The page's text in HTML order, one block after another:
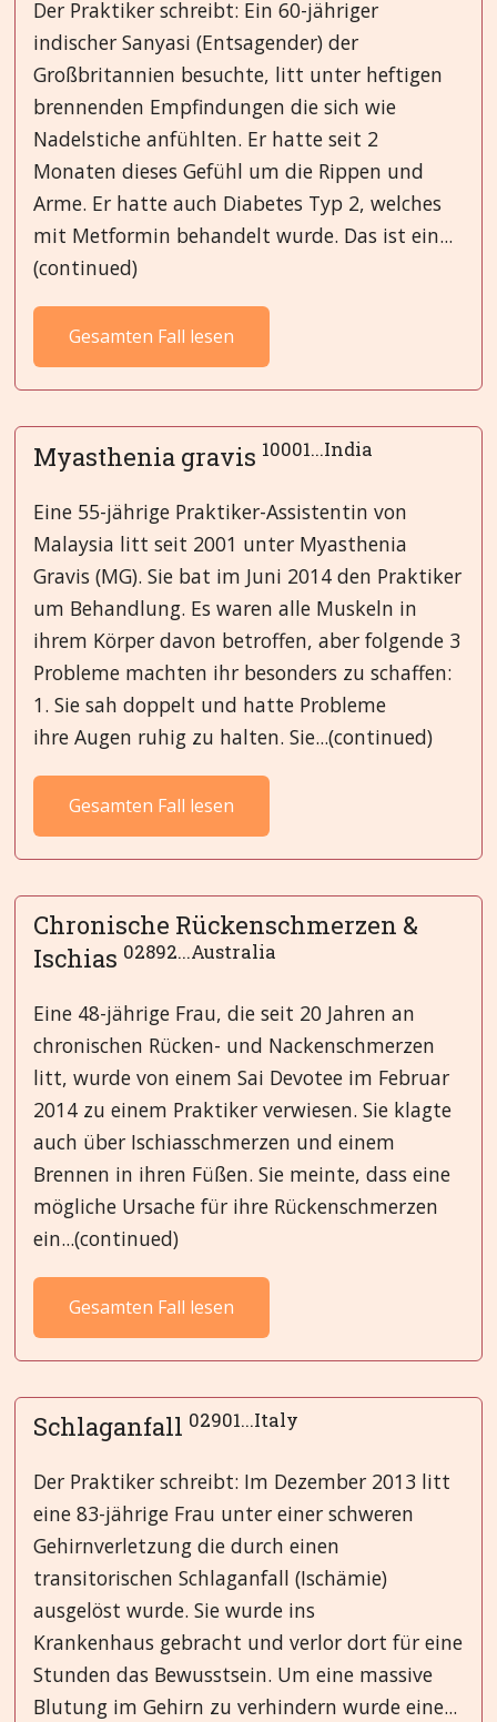
Der Praktiker schreibt: Ein 60-jähriger
indischer Sanyasi (Entsagender) der
Großbritannien besuchte, litt unter heftigen
brennenden Empfindungen die sich wie
Nadelstiche anfühlten. Er hatte seit 2
Monaten dieses Gefühl um die Rippen und
Arme. Er hatte auch Diabetes Typ 2, welches
mit Metformin behandelt wurde. Das ist ein...
(continued)
Gesamten Fall lesen
Myasthenia gravis 10001...India
Eine 55-jährige Praktiker-Assistentin von
Malaysia litt seit 2001 unter Myasthenia
Gravis (MG). Sie bat im Juni 2014 den Praktiker
um Behandlung. Es waren alle Muskeln in
ihrem Körper davon betroffen, aber folgende 3
Probleme machten ihr besonders zu schaffen:
1. Sie sah doppelt und hatte Probleme
ihre Augen ruhig zu halten. Sie...(continued)
Gesamten Fall lesen
Chronische Rückenschmerzen &
Ischias 02892...Australia
Eine 48-jährige Frau, die seit 20 Jahren an
chronischen Rücken- und Nackenschmerzen
litt, wurde von einem Sai Devotee im Februar
2014 zu einem Praktiker verwiesen. Sie klagte
auch über Ischiasschmerzen und einem
Brennen in ihren Füßen. Sie meinte, dass eine
mögliche Ursache für ihre Rückenschmerzen
ein...(continued)
Gesamten Fall lesen
Schlaganfall 02901...Italy
Der Praktiker schreibt: Im Dezember 2013 litt
eine 83-jährige Frau unter einer schweren
Gehirnverletzung die durch einen
transitorischen Schlaganfall (Ischämie)
ausgelöst wurde. Sie wurde ins
Krankenhaus gebracht und verlor dort für eine
Stunden das Bewusstsein. Um eine massive
Blutung im Gehirn zu verhindern wurde eine...